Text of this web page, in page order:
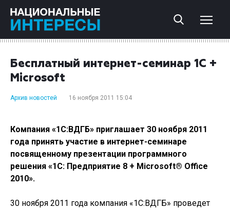
Бесплатный интернет-семинар 1С +
Microsoft
Архив новостей 16 ноября 2011 15:04
Компания «1С:ВДГБ» приглашает 30 ноября 2011
года принять участие в интернет-семинаре
посвященному презентации программного
решения «1С: Предприятие 8 + Microsoft® Office
2010».
30 ноября 2011 года компания «1С:ВДГБ» проведет